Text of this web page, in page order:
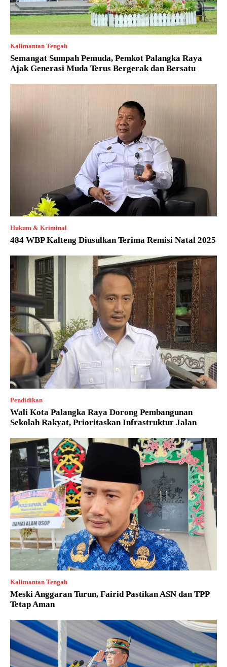
Kalimantan Tengah
Semangat Sumpah Pemuda, Pemkot Palangka Raya
Ajak Generasi Muda Terus Bergerak dan Bersatu
Hukum & Kriminal
484 WBP Kalteng Diusulkan Terima Remisi Natal 2025
Pendidikan
Wali Kota Palangka Raya Dorong Pembangunan
Sekolah Rakyat, Prioritaskan Infrastruktur Jalan
Kalimantan Tengah
Meski Anggaran Turun, Fairid Pastikan ASN dan TPP
Tetap Aman